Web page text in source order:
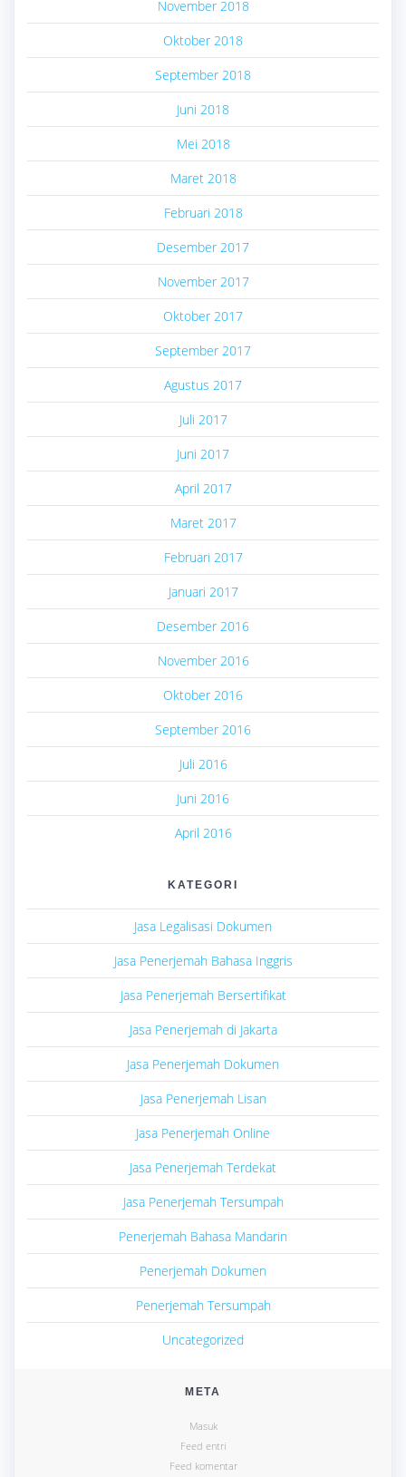
November 2018
Oktober 2018
September 2018
Juni 2018
Mei 2018
Maret 2018
Februari 2018
Desember 2017
November 2017
Oktober 2017
September 2017
Agustus 2017
Juli 2017
Juni 2017
April 2017
Maret 2017
Februari 2017
Januari 2017
Desember 2016
November 2016
Oktober 2016
September 2016
Juli 2016
Juni 2016
April 2016
KATEGORI
Jasa Legalisasi Dokumen
Jasa Penerjemah Bahasa Inggris
Jasa Penerjemah Bersertifikat
Jasa Penerjemah di Jakarta
Jasa Penerjemah Dokumen
Jasa Penerjemah Lisan
Jasa Penerjemah Online
Jasa Penerjemah Terdekat
Jasa Penerjemah Tersumpah
Penerjemah Bahasa Mandarin
Penerjemah Dokumen
Penerjemah Tersumpah
Uncategorized
META
Masuk
Feed entri
Feed komentar